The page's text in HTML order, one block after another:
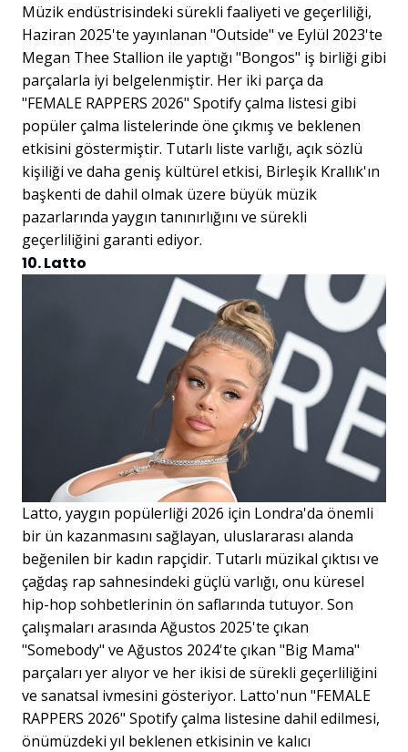
Müzik endüstrisindeki sürekli faaliyeti ve geçerliliği,
Haziran 2025'te yayınlanan "Outside" ve Eylül 2023'te
Megan Thee Stallion ile yaptığı "Bongos" iş birliği gibi
parçalarla iyi belgelenmiştir. Her iki parça da
"FEMALE RAPPERS 2026" Spotify çalma listesi gibi
popüler çalma listelerinde öne çıkmış ve beklenen
etkisini göstermiştir. Tutarlı liste varlığı, açık sözlü
kişiliği ve daha geniş kültürel etkisi, Birleşik Krallık'ın
başkenti de dahil olmak üzere büyük müzik
pazarlarında yaygın tanınırlığını ve sürekli
geçerliliğini garanti ediyor.
10. Latto
Latto, yaygın popülerliği 2026 için Londra'da önemli
bir ün kazanmasını sağlayan, uluslararası alanda
beğenilen bir kadın rapçidir. Tutarlı müzikal çıktısı ve
çağdaş rap sahnesindeki güçlü varlığı, onu küresel
hip-hop sohbetlerinin ön saflarında tutuyor. Son
çalışmaları arasında Ağustos 2025'te çıkan
"Somebody" ve Ağustos 2024'te çıkan "Big Mama"
parçaları yer alıyor ve her ikisi de sürekli geçerliliğini
ve sanatsal ivmesini gösteriyor. Latto'nun "FEMALE
RAPPERS 2026" Spotify çalma listesine dahil edilmesi,
önümüzdeki yıl beklenen etkisinin ve kalıcı